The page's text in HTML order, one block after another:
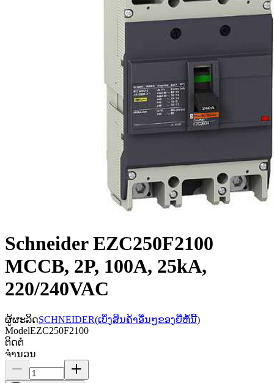
Schneider EZC250F2100
MCCB, 2P, 100A, 25kA,
220/240VAC
ຜູ້ຜະລິດSCHNEIDER(ເບິ່ງສິນຄ້າອື່ນໆຂອງຍີ່ຫໍ້ນີ້)
ModelEZC250F2100
ຕິດຕໍ່
ຈຳນວນ